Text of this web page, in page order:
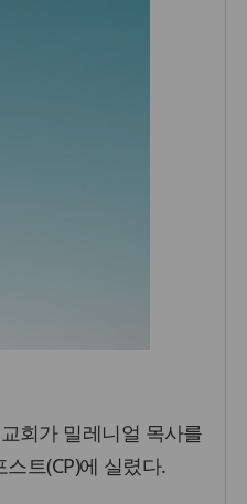
회가 밀레니얼 목사를
트(CP)에 실렸다.